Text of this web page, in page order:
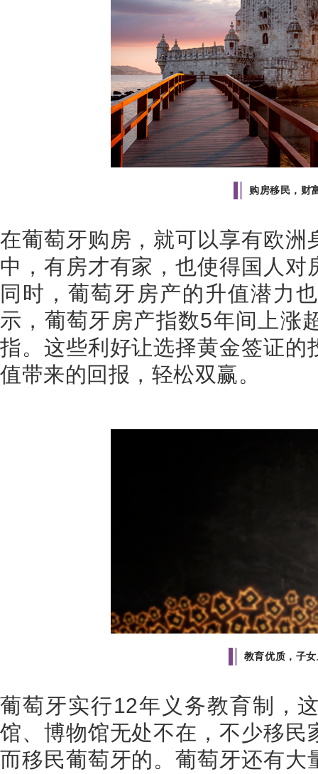
购房移民，财
在葡萄牙购房，就可以享有欧
中，有房才有家，也使得国人
同时，葡萄牙房产的升值潜力
示，葡萄牙房产指数5年间上涨
指。这些利好让选择黄金签证
值带来的回报，轻松双赢。
教育优质，子
葡萄牙实行12年义务教育制，
馆、博物馆无处不在，不少移
而移民葡萄牙的。葡萄牙还有